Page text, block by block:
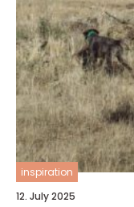
inspiration
12. July 2025